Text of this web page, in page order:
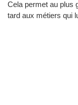
Cela permet au plus
tard aux métiers qui